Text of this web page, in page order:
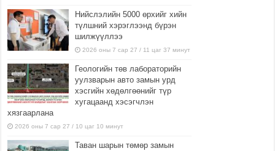
Нийслэлийн 5000 өрхийг хийн
түлшний хэрэглээнд бүрэн
шилжүүллээ
2026 оны 7 сар 27 / 11 цаг 37 минут
Геологийн төв лабораторийн
уулзварын авто замын урд
хэсгийн хөдөлгөөнийг түр
хугацаанд хэсэгчлэн
хязгаарлана
2026 оны 7 сар 27 / 10 цаг 10 минут
Таван шарын төмөр замын